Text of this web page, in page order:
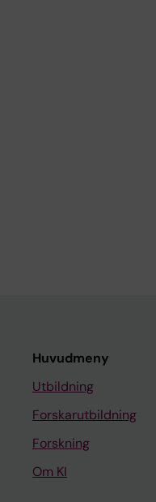
Huvudmeny
Utbildning
Forskarutbildning
Forskning
Om KI